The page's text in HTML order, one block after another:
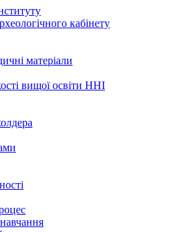
кабінету
матеріали
вищої освіти ННІ